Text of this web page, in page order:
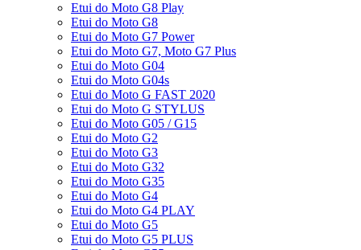
Etui do Moto G8 Play
Etui do Moto G8
Etui do Moto G7 Power
Etui do Moto G7, Moto G7 Plus
Etui do Moto G04
Etui do Moto G04s
Etui do Moto G FAST 2020
Etui do Moto G STYLUS
Etui do Moto G05 / G15
Etui do Moto G2
Etui do Moto G3
Etui do Moto G32
Etui do Moto G35
Etui do Moto G4
Etui do Moto G4 PLAY
Etui do Moto G5
Etui do Moto G5 PLUS